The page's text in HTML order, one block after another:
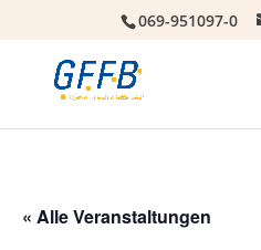
069-951097-0
« Alle Veranstaltungen